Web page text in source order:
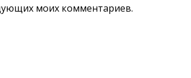
моих комментариев.